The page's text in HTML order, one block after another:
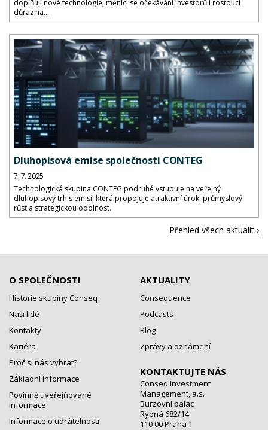
doplňují nové technologie, měnící se očekávání investorů i rostoucí
důraz na...
Dluhopisová emise společnosti CONTEG
7. 7. 2025
Technologická skupina CONTEG podruhé vstupuje na veřejný
dluhopisový trh s emisí, která propojuje atraktivní úrok, průmyslový
růst a strategickou odolnost.
Přehled všech aktualit ›
O SPOLEČNOSTI
Historie skupiny Conseq
Naši lidé
Kontakty
Kariéra
Proč si nás vybrat?
Základní informace
Povinně uveřejňované
informace
Informace o udržitelnosti
AKTUALITY
Consequence
Podcasts
Blog
Zprávy a oznámení
KONTAKTUJTE NÁS
Conseq Investment
Management, a.s.
Burzovní palác
Rybná 682/14
110 00 Praha 1